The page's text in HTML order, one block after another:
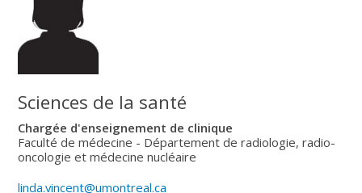
Sciences de la santé
Chargée d'enseignement de clinique
Faculté de médecine - Département de radiologie, radio-
oncologie et médecine nucléaire
linda.vincent@umontreal.ca